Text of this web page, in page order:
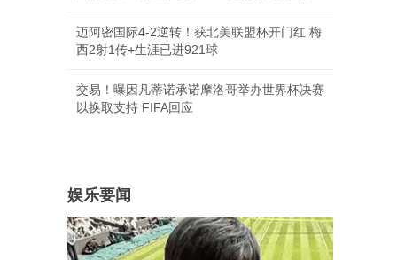
迈阿密国际4-2逆转！获北美联盟杯开门红 梅
西2射1传+生涯已进921球
交易！曝因凡蒂诺承诺摩洛哥举办世界杯决赛
以换取支持 FIFA回应
娱乐要闻